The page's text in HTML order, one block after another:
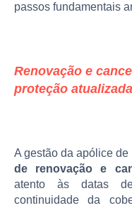
passos fundamentais
Renovação e
proteção atualizada
A gestão da apólice
de renovação e
atento às datas
continuidade da